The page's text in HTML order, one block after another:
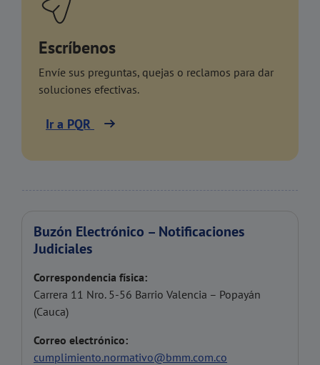
Escríbenos
Envíe sus preguntas, quejas o reclamos para dar
soluciones efectivas.
Ir a PQR
Buzón Electrónico – Notificaciones
Judiciales
Correspondencia física:
Carrera 11 Nro. 5-56 Barrio Valencia – Popayán
(Cauca)
Correo electrónico:
cumplimiento.normativo@bmm.com.co